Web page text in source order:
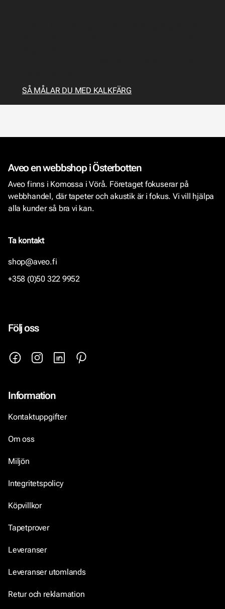
SÅ MÅLAR DU MED KALKFÄRG
Aveo en webbshop i Österbotten
Aveo finns i Komossa i Vörå. Företaget fokuserar på
webbhandel, där tapeter och akustik är i fokus. Vi vill hjälpa
alla kunder så bra vi kan.
Ta kontakt
shop@aveo.fi
+358 (0)50 322 9952
Följ oss
Information
Kontaktuppgifter
Om oss
Miljön
Integritetspolicy
Köpvillkor
Tapetprover
Leveranser
Leveranser utomlands
Retur och reklamation